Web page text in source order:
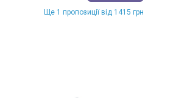
Ще 1 пропозиції від 1415 грн